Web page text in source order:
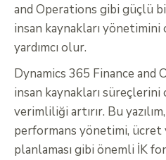
and Operations gibi güçlü
insan kaynakları
yardımcı olur.
Dynamics 365 Finance
insan kaynakları
verimliliği artırır. Bu
performans yönetimi,
planlaması gibi önemli İK